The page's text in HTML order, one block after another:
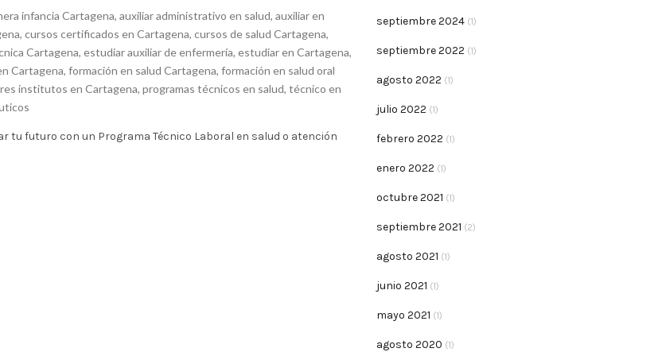
infancia Cartagena, auxiliar administrativo en salud, auxiliar en
, cursos certificados en Cartagena, cursos de salud Cartagena,
Cartagena, estudiar auxiliar de enfermería, estudiar en Cartagena,
Cartagena, formación en salud Cartagena, formación en salud oral
institutos en Cartagena, programas técnicos en salud, técnico en
tu futuro con un Programa Técnico Laboral en salud o atención
septiembre 2024(1)
septiembre 2022 (1)
agosto 2022 (1)
julio 2022 (1)
febrero 2022 (1)
enero 2022 (1)
octubre 2021 (1)
septiembre 2021 (2)
agosto 2021 (1)
junio 2021 (1)
mayo 2021 (1)
agosto 2020 (1)